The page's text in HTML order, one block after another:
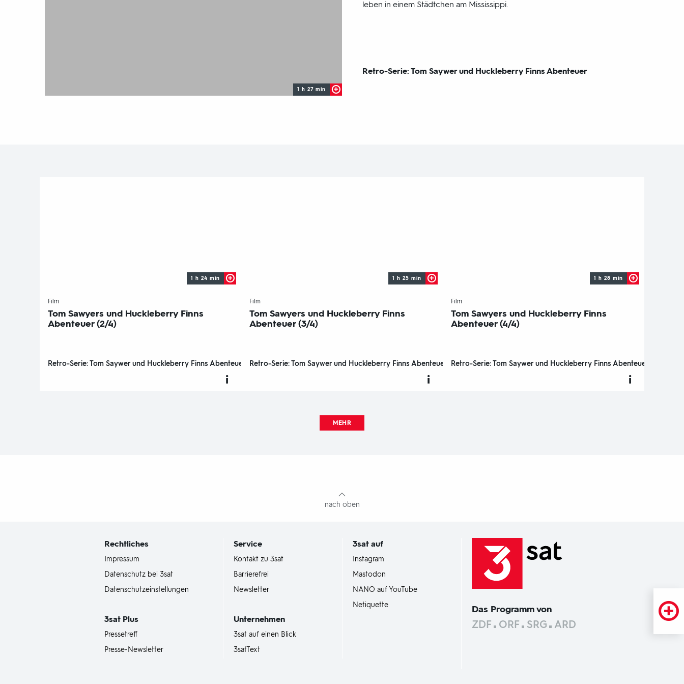
1 h 27 min
leben in einem Städtchen am Mississippi.
Sendungsbereich:
Retro-Serie: Tom Saywer und Huckleberry Finns Abenteuer
Film-
Tom Sawyers und Huckleberry Finns
Abenteuer (2/4)
Retro-Serie: Tom Saywer und Huckleberry Finns Abenteuer
1 h 24 min
Film-
Tom Sawyers und Huckleberry Finns
Abenteuer (3/4)
Retro-Serie: Tom Saywer und Huckleberry Finns Abenteuer
1 h 25 min
Film-
Tom Sawyers und Huckleberry Finns
Abenteuer (4/4)
Retro-Serie: Tom Saywer und Huckleberry Finns Abenteuer
1 h 28 min
MEHR
nach oben
Rechtliches
Impressum
Datenschutz bei 3sat
Datenschutzeinstellungen
3satPlus
Pressetreff
Presse-Newsletter
Service
Kontakt zu 3sat
Barrierefrei
Newsletter
Unternehmen
3sat auf einen Blick
3satText
3sat auf
Instagram
Mastodon
NANO auf YouTube
Netiquette
Das Programm von
ZDF ORF SRG ARD